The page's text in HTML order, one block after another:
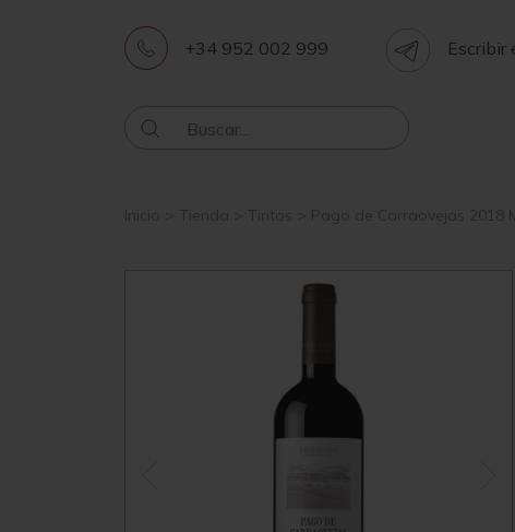
+34 952 002 999 Escribir
Inicio Tienda Tintos Pago de Carraovejas 2018